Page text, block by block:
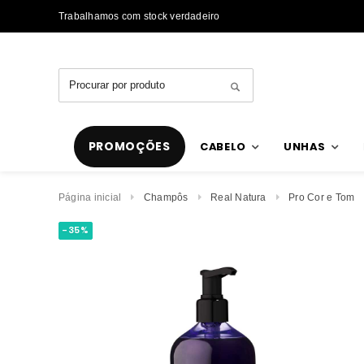
Trabalhamos com stock verdadeiro
PROMOÇÕES CABELO UNHAS
Página inicial Champôs Real Natura Pro Cor e Tom
-35%